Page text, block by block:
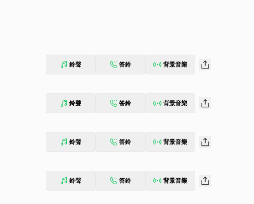
鈴聲 答鈴 背景音樂
鈴聲 答鈴 背景音樂
鈴聲 答鈴 背景音樂
鈴聲 答鈴 背景音樂